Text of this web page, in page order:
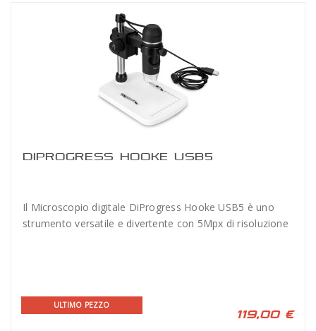
DIPROGRESS HOOKE USB5
Il Microscopio digitale DiProgress Hooke USB5 è uno
strumento versatile e divertente con 5Mpx di risoluzione
ULTIMO PEZZO
119,00 €